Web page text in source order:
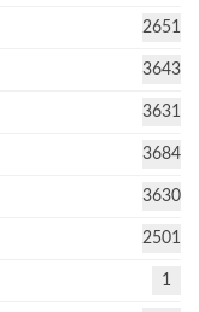
2651
3643
3631
3684
3630
2501
1